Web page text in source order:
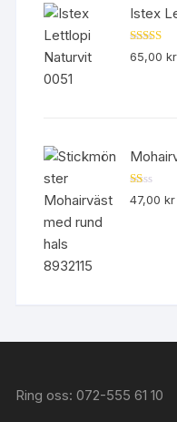
Istex
Betygsatt
4.50av 5
65,00kr
B
et
47,00kr
Ring oss: 072-555 61 10